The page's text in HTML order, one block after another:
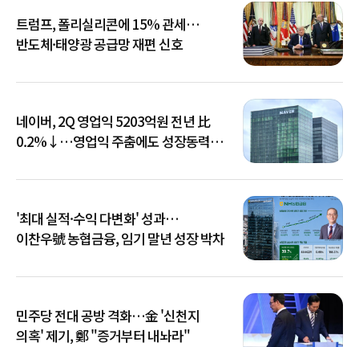
트럼프, 폴리실리콘에 15% 관세…
반도체·태양광 공급망 재편 신호
네이버, 2Q 영업익 5203억원 전년 比
0.2%↓…영업익 주춤에도 성장동력
'최대 실적·수익 다변화' 성과…
이찬우號 농협금융, 임기 말년 성장 박차
민주당 전대 공방 격화…金 '신천지
의혹' 제기, 鄭 "증거부터 내놔라"